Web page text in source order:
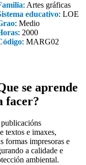
: Artes gráficas
educativo: LOE
: Medio
: 2000
: MARG02
se aprende
facer?
publicacións
textos e imaxes,
formas impresoras e
a calidade e
ambiental.